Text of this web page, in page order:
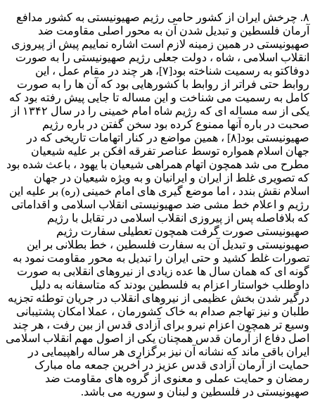
۸. چرخش ایران از کشور حامی رژیم صهیونیستی به کشور مدافع
آرمان فلسطین و تبدیل شدن آن به محور اصلی مقاومت ضد
صهیونیستی در همین زمینه لازم است اشاره نماییم پیش از پیروزی
انقلاب اسلامی ، شاه ، دولت جعلی رژیم صهیونیستی را به صورت
دوفاکتو به رسمیت شناخته بود[۷]، هر چند در مقام عمل ، این
روابط حتی فراتر از روابط با کشورهایی بود که آن ها را به صورت
کامل به رسمیت می شناخت و این مساله تا جایی پیش رفته بود که
یکی از سه مساله ای که رژیم شاه امام خمینی را در سال ۱۳۴۲ از
صحبت در باره آنها ممنوع کرده بود سخن گفتن در باره رژیم
صهیونیستی بود[۸] ، همین مواضع در کنار اتهامات تاریخی که در
جهان اسلام همواره توسط عناصر تفرقه افکن بر علیه شیعیان
مطرح می شد همچون اتهام همراهی شیعیان با یهود ، باعث شده بود
که تصویری غلط از ایران و ایرانیان و به ویژه شیعیان در جهان
اسلام نقش بندد ، اما موضع گیری های امام خمینی (ره) بر علیه این
رژیم و اعلام خط مشی ضد صهیونیستی انقلاب اسلامی و اقداماتی
که بلافاصله پس از پیروزی انقلاب اسلامی در تقابل با رژیم
صهیونیستی صورت گرفت همچون تعطیلی سفارت رژیم
صهیونیستی و تبدیل آن به سفارت فلسطین ، خط بطلانی بر این
تصورات غلط کشید و حتی ایران را تبدیل به محور مقاومت نمود به
گونه ای که همان سال ها عده زیادی از نیروهای انقلابی به صورت
داوطلب خواستار اعزام به فلسطین بودند که متاسفانه به دلیل
درگیر شدن بخش عظیمی از نیروهای انقلاب در جریان توطئه تجزیه
طلبان و نیز تهاجم صدام به خاک کشورمان ، عملا امکان پشتیبانی
وسیع تر همچون اعزام نیرو برای آزادی قدس از بین رفت ، هر چند
اصل دفاع از آرمان قدس همچنان یکی از اصول مهم انقلاب اسلامی
ایران باقی ماند که نشانه آن نیز برگزاری هر ساله راهپیمایی در
حمایت از آرمان آزادی قدس عزیز در آخرین جمعه ماه مبارک
رمضان و حمایت عملی و معنوی از گروه های مقاومت ضد
صهیونیستی در فلسطین و لبنان و سوریه می باشد.